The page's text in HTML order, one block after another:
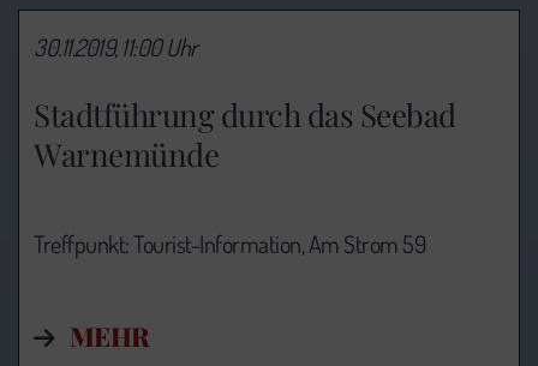
Stadtführung durch das Seebad
Warnemünde
30.11.2019, 11:00 Uhr
Treffpunkt: Tourist-Information,Am Strom 59
MEHR